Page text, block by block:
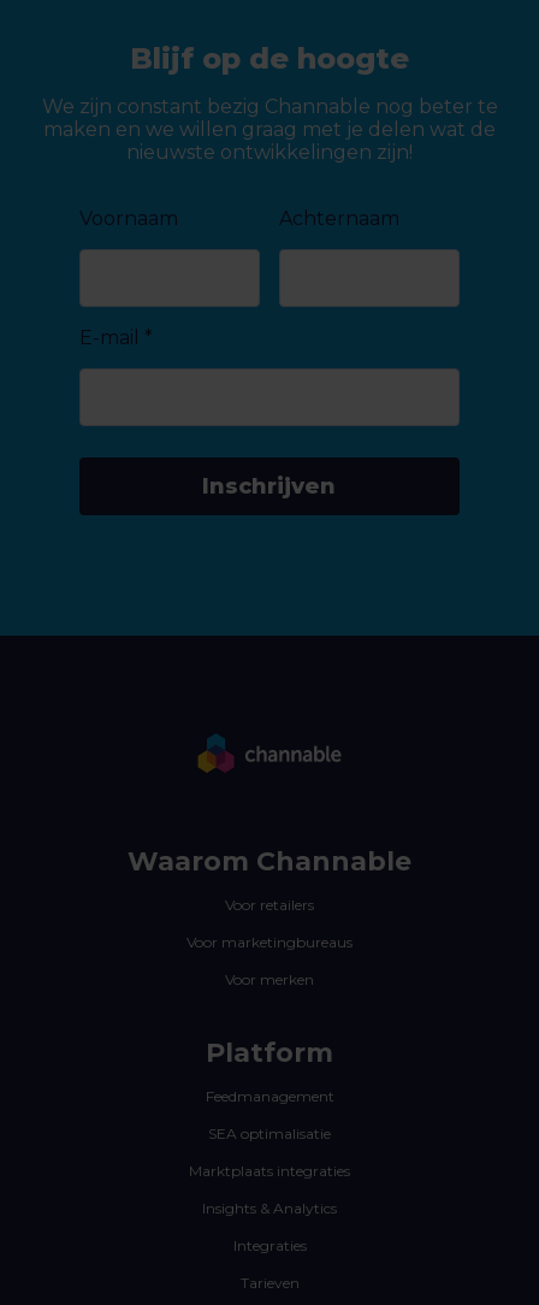
Blijf op de hoogte
We zijn constant bezig Channable nog beter te
maken en we willen graag met je delen wat de
nieuwste ontwikkelingen zijn!
Voornaam Achternaam
E-mail *
Inschrijven
Waarom Channable
Voor retailers
Voor marketingbureaus
Voor merken
Platform
Feedmanagement
SEA optimalisatie
Marktplaats integraties
Insights & Analytics
Integraties
Tarieven